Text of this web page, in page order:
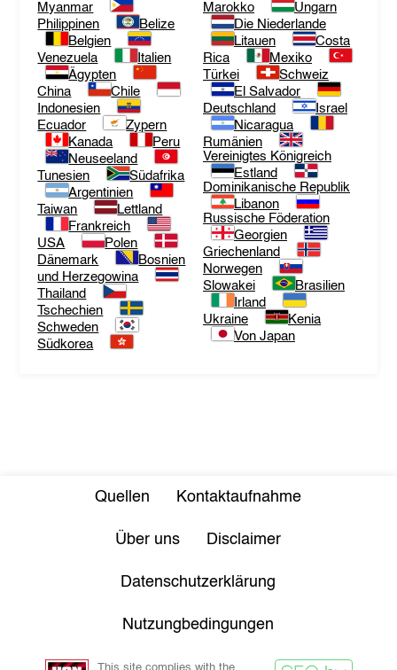
Myanmar
Philippinen
Belize
Belgien
Venezuela
Italien
Ägypten
China
Chile
Indonesien
Ecuador
Zypern
Kanada
Peru
Neuseeland
Tunesien
Südafrika
Argentinien
Taiwan
Lettland
Frankreich
USA
Polen
Dänemark
Bosnien
und Herzegowina
Thailand
Tschechien
Schweden
Südkorea
Marokko
Ungarn
Die Niederlande
Litauen
Costa
Rica
Mexiko
Türkei
Schweiz
El Salvador
Deutschland
Israel
Nicaragua
Rumänien
Vereinigtes Königreich
Estland
Dominikanische Republik
Libanon
Russische Föderation
Georgien
Griechenland
Norwegen
Slowakei
Brasilien
Irland
Ukraine
Kenia
Von Japan
Quellen Kontaktaufnahme
Über uns Disclaimer
Datenschutzerklärung
Nutzungbedingungen